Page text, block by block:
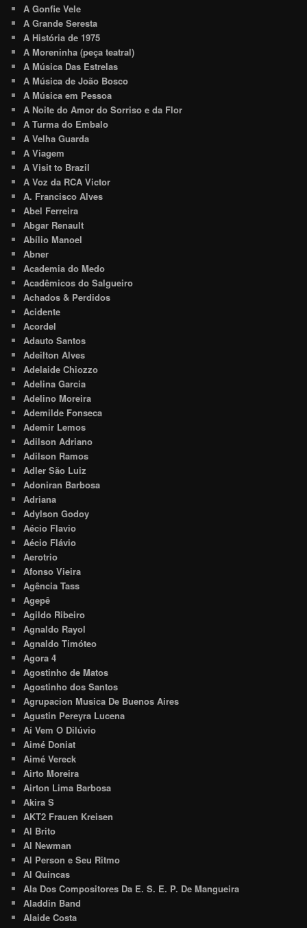
A Gonfie Vele
A Grande Seresta
A História de 1975
A Moreninha (peça teatral)
A Música Das Estrelas
A Música de João Bosco
A Música em Pessoa
A Noite do Amor do Sorriso e da Flor
A Turma do Embalo
A Velha Guarda
A Viagem
A Visit to Brazil
A Voz da RCA Victor
A. Francisco Alves
Abel Ferreira
Abgar Renault
Abílio Manoel
Abner
Academia do Medo
Acadêmicos do Salgueiro
Achados & Perdidos
Acidente
Acordel
Adauto Santos
Adeilton Alves
Adelaide Chiozzo
Adelina Garcia
Adelino Moreira
Ademilde Fonseca
Ademir Lemos
Adilson Adriano
Adilson Ramos
Adler São Luiz
Adoniran Barbosa
Adriana
Adylson Godoy
Aécio Flavio
Aécio Flávio
Aerotrio
Afonso Vieira
Agência Tass
Agepê
Agildo Ribeiro
Agnaldo Rayol
Agnaldo Timóteo
Agora 4
Agostinho de Matos
Agostinho dos Santos
Agrupacion Musica De Buenos Aires
Agustin Pereyra Lucena
Aí Vem O Dilúvio
Aimé Doniat
Aimé Vereck
Airto Moreira
Airton Lima Barbosa
Akira S
AKT2 Frauen Kreisen
Al Brito
Al Newman
Al Person e Seu Ritmo
Al Quincas
Ala Dos Compositores Da E. S. E. P. De Mangueira
Aladdin Band
Alaide Costa